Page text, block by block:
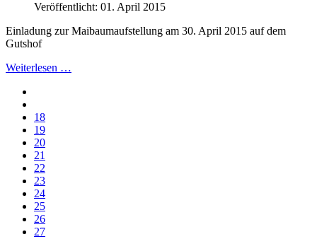
Veröffentlicht: 01. April 2015
Einladung zur Maibaumaufstellung am 30. April 2015 auf dem
Gutshof
Weiterlesen …
18
19
20
21
22
23
24
25
26
27